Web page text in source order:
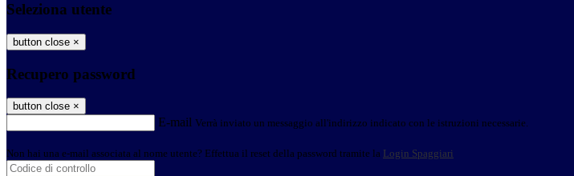
Seleziona utente
button close ×
Recupero password
button close ×
E-mail Verrà inviato un messaggio all'indirizzo indicato con le istruzioni necessarie.
Non hai una e-mail associata al nome utente? Effettua il reset della password tramite la Login Spaggiari